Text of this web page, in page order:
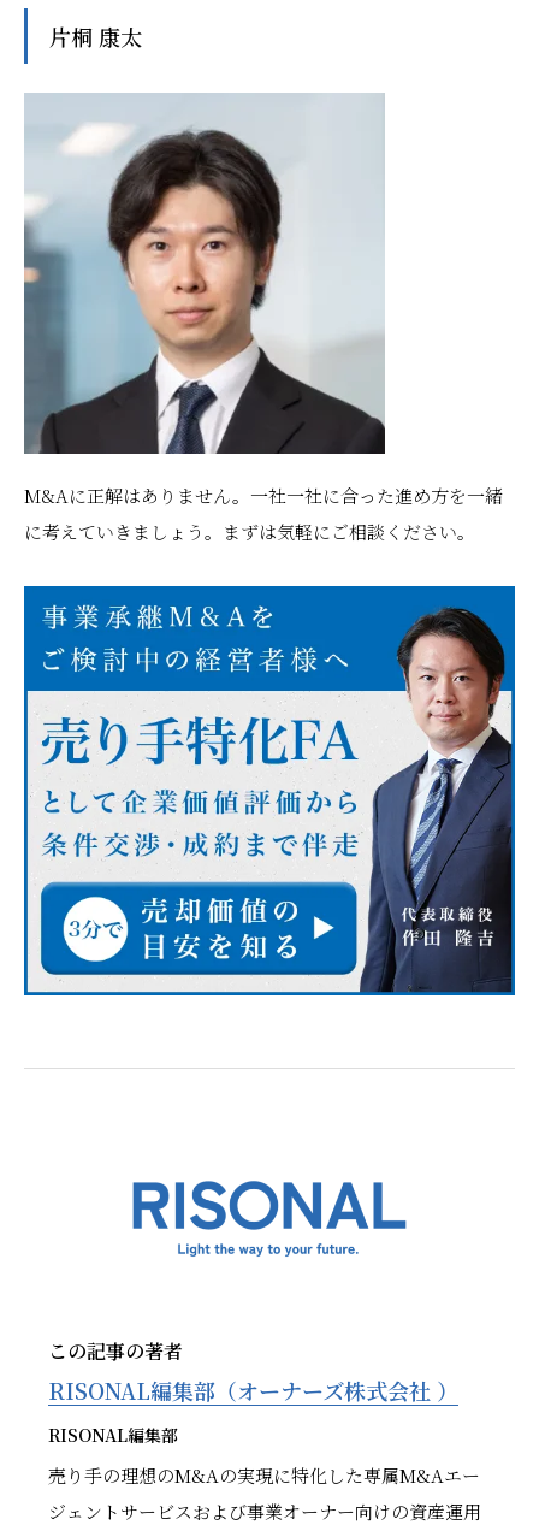
片桐 康太
M&Aに正解はありません。一社一社に合った進め方を一緒
に考えていきましょう。まずは気軽にご相談ください。
この記事の著者
RISONAL編集部（オーナーズ株式会社 ）
RISONAL編集部
売り手の理想のM&Aの実現に特化した専属M&Aエー
ジェントサービスおよび事業オーナー向けの資産運用